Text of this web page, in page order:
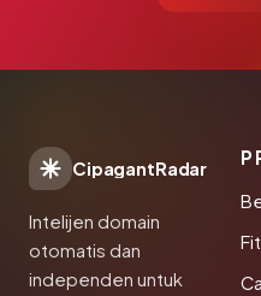
CipagantRadar
Intelijen domain
otomatis dan
independen untuk